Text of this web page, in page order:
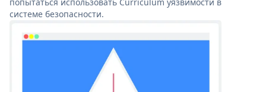
системе безопасности.